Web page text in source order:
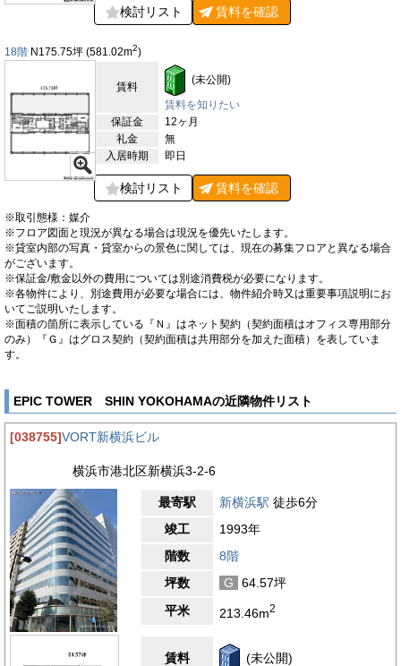
駅周辺は交通の要所であり、JR横浜線や東海道新幹線の利用が
可能です。このため、都心部へのアクセスも非常に良好で、全国
も予定されており、ますます利便性が高まることが期待されてい
ます。周囲には公園や緑地も点在しており、仕事の合間にリフレ
ッシュできるスポットも豊富です。こうした自然環境が整ってい
ることで、オフィス勤務者にとっても快適なワークライフを実現
できます。
【評価】
駅からの距離
耐震性
エントランス
検討リスト 賃料を確認
18階 N175.75坪 (581.02m2)
賃料
(未公開)
賃料を知りたい
保証金
12ヶ月
礼金
無
入居時期
即日
検討リスト 賃料を確認
※取引態様：媒介
※フロア図面と現況が異なる場合は現況を優先いたします。
※貸室内部の写真・貸室からの景色に関しては、現在の募集フロアと異なる場合
がございます。
※保証金/敷金以外の費用については別途消費税が必要になります。
※各物件により、別途費用が必要な場合には、物件紹介時又は重要事項説明にお
いてご説明いたします。
※面積の箇所に表示している『Ｎ』はネット契約（契約面積はオフィス専用部分
のみ）『Ｇ』はグロス契約（契約面積は共用部分を加えた面積）を表していま
す。
EPIC TOWER SHIN YOKOHAMAの近隣物件リスト
[038755]VORT新横浜ビル
横浜市港北区新横浜3-2-6
最寄駅 新横浜駅 徒歩6分
竣工
1993年
階数
8階
坪数
G
64.57坪
平米
213.46m2
賃料 (未公開)